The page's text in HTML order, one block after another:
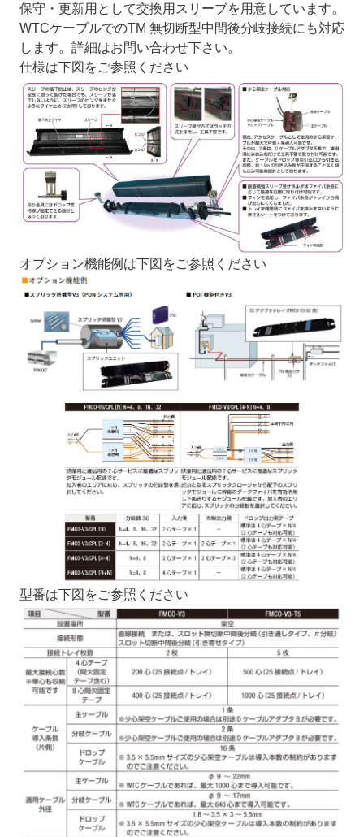
保守・更新用として交換用スリーブを用意しています。
WTCケーブルでのTM 無切断型中間後分岐接続にも対応
します。詳細はお問い合わせ下さい。
仕様は下図をご参照ください
オプション機能例は下図をご参照ください
型番は下図をご参照ください